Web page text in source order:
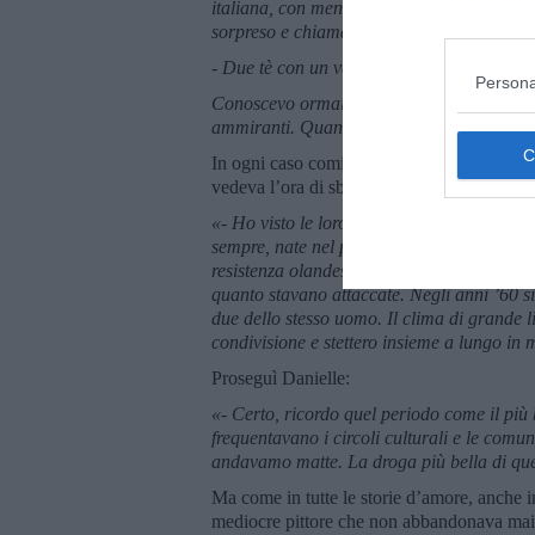
italiana, con meno scrupoli, guidò decisa
sorpreso e chiamai il gestore ordinando:
- Due tè con un velo di latte ed un caffè
Conoscevo ormai i loro gusti e lo
ammiranti. Quando il gestore tornò con il
In ogni caso cominciarono ad aprire le
vedeva l’ora di sbottonarsi e, soprattutto,
«- Ho visto le loro fotografie di quando
sempre, nate nel periodo più tormentato
resistenza olandese. Nel dopoguerra
quanto stavano attaccate. Negli anni ’60
due dello stesso uomo. Il clima di grande
condivisione e stettero insieme a lungo in
Proseguì Danielle:
«- Certo, ricordo quel periodo come il più
frequentavano i circoli culturali e le
andavamo matte. La droga più bella di
Ma come in tutte le storie d’amore,
mediocre pittore che non abbandonava